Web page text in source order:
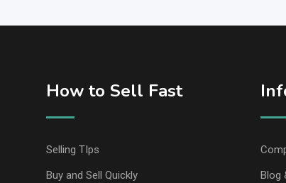
How to Sell Fast
Selling TIps
Buy and Sell Quickly
Blog